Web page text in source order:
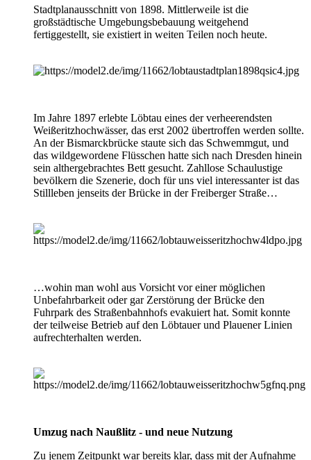
Stadtplanausschnitt von 1898. Mittlerweile ist die
großstädtische Umgebungsbebauung weitgehend
fertiggestellt, sie existiert in weiten Teilen noch heute.
Im Jahre 1897 erlebte Löbtau eines der verheerendsten
Weißeritzhochwässer, das erst 2002 übertroffen werden sollte.
An der Bismarckbrücke staute sich das Schwemmgut, und
das wildgewordene Flüsschen hatte sich nach Dresden hinein
sein althergebrachtes Bett gesucht. Zahllose Schaulustige
bevölkern die Szenerie, doch für uns viel interessanter ist das
Stillleben jenseits der Brücke in der Freiberger Straße…
…wohin man wohl aus Vorsicht vor einer möglichen
Unbefahrbarkeit oder gar Zerstörung der Brücke den
Fuhrpark des Straßenbahnhofs evakuiert hat. Somit konnte
der teilweise Betrieb auf den Löbtauer und Plauener Linien
aufrechterhalten werden.
Umzug nach Naußlitz - und neue Nutzung
Zu jenem Zeitpunkt war bereits klar, dass mit der Aufnahme